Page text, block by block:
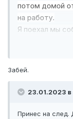
потом домой
на работу.
Я поехал мы
но в общем
Забей.
23.01.2023 в
Принес на след.